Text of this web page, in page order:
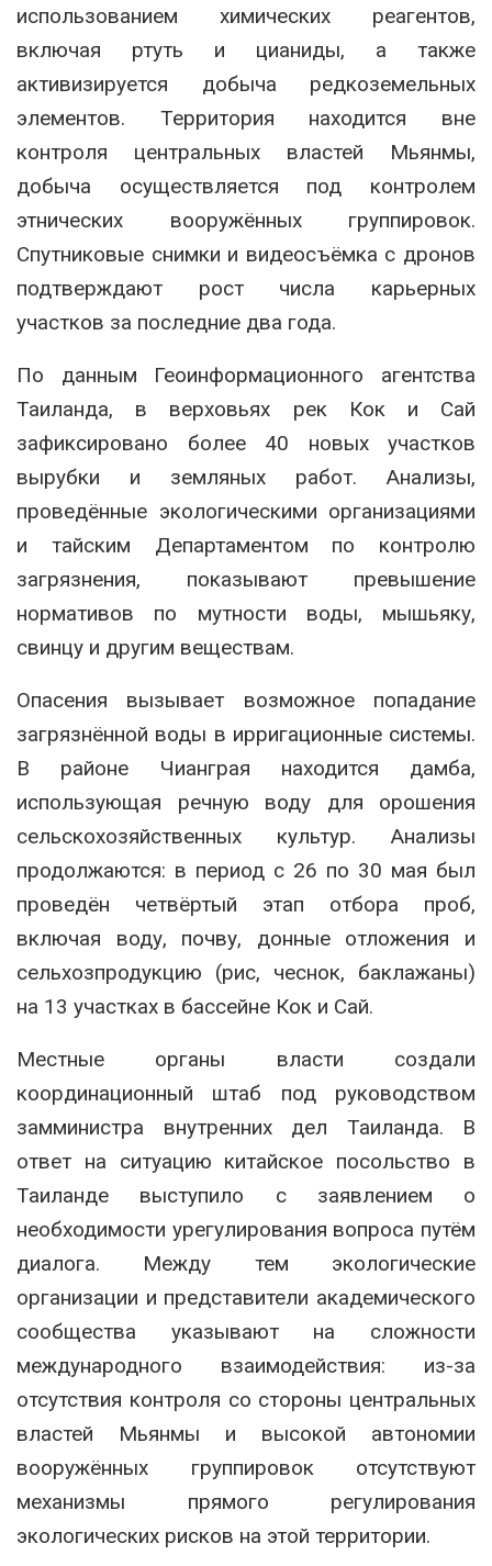
использованием химических реагентов,
включая ртуть и цианиды, а также
активизируется добыча редкоземельных
элементов. Территория находится вне
контроля центральных властей Мьянмы,
добыча осуществляется под контролем
этнических вооружённых группировок.
Спутниковые снимки и видеосъёмка с дронов
подтверждают рост числа карьерных
участков за последние два года.
По данным Геоинформационного агентства
Таиланда, в верховьях рек Кок и Сай
зафиксировано более 40 новых участков
вырубки и земляных работ. Анализы,
проведённые экологическими организациями
и тайским Департаментом по контролю
загрязнения, показывают превышение
нормативов по мутности воды, мышьяку,
свинцу и другим веществам.
Опасения вызывает возможное попадание
загрязнённой воды в ирригационные системы.
В районе Чианграя находится дамба,
использующая речную воду для орошения
сельскохозяйственных культур. Анализы
продолжаются: в период с 26 по 30 мая был
проведён четвёртый этап отбора проб,
включая воду, почву, донные отложения и
сельхозпродукцию (рис, чеснок, баклажаны)
на 13 участках в бассейне Кок и Сай.
Местные органы власти создали
координационный штаб под руководством
замминистра внутренних дел Таиланда. В
ответ на ситуацию китайское посольство в
Таиланде выступило с заявлением о
необходимости урегулирования вопроса путём
диалога. Между тем экологические
организации и представители академического
сообщества указывают на сложности
международного взаимодействия: из-за
отсутствия контроля со стороны центральных
властей Мьянмы и высокой автономии
вооружённых группировок отсутствуют
механизмы прямого регулирования
экологических рисков на этой территории.